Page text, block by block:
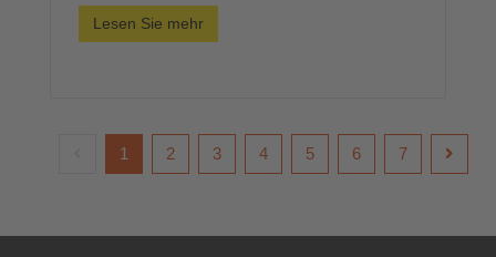
Lesen Sie mehr
1 2 3 4 5 6 7